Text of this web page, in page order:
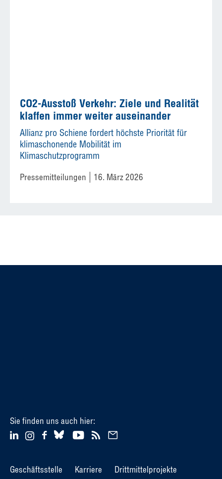
CO2-Ausstoß Verkehr: Ziele und Realität
klaffen immer weiter auseinander
Allianz pro Schiene fordert höchste Priorität für
klimaschonende Mobilität im
Klimaschutzprogramm
Pressemitteilungen 16. März 2026
Sie finden uns auch hier:
Geschäftsstelle Karriere Drittmittelprojekte